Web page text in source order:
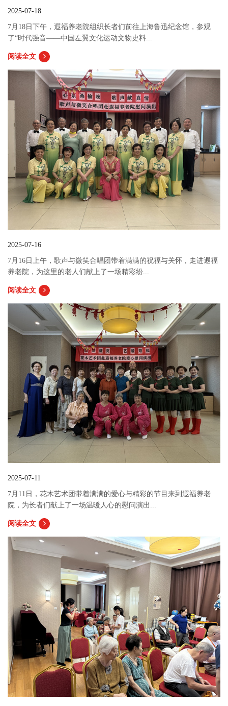
2025-07-18
7月18日下午，遐福养老院组织长者们前往上海鲁迅纪念馆，参观
了“时代强音——中国左翼文化运动文物史料...
阅读全文
2025-07-16
7月16日上午，歌声与微笑合唱团带着满满的祝福与关怀，走进遐福
养老院，为这里的老人们献上了一场精彩纷...
阅读全文
2025-07-11
7月11日，花木艺术团带着满满的爱心与精彩的节目来到遐福养老
院，为长者们献上了一场温暖人心的慰问演出...
阅读全文